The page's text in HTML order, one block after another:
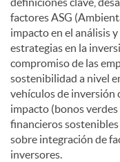
factores ASG
impacto en el análisis
estrategias en la
compromiso de las
sostenibilidad a nivel
vehículos de inversión
impacto (bonos
financieros
sobre integración de
inversores.